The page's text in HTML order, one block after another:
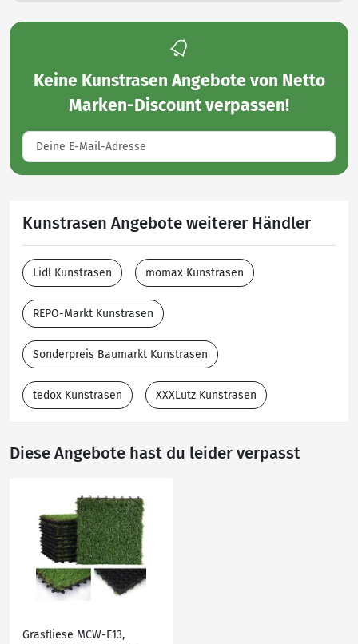
Keine Kunstrasen Angebote von Netto
Marken-Discountverpassen!
Kunstrasen Angebote weiterer Händler
Lidl Kunstrasen mömax Kunstrasen
REPO-Markt Kunstrasen
Sonderpreis Baumarkt Kunstrasen
tedox Kunstrasen XXXLutz Kunstrasen
Diese Angebote hast du leider verpasst
Grasfliese MCW-E13,